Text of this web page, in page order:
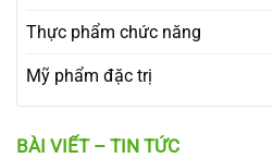
Thực phẩm chức năng
Mỹ phẩm đặc trị
BÀI VIẾT – TIN TỨC